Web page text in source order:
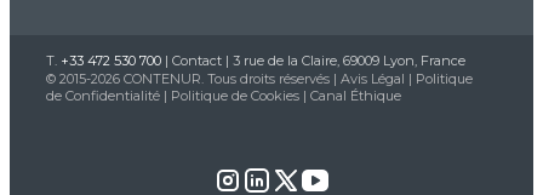
T. +33 472 530 700 | Contact | 3 rue de la Claire, 69009 Lyon, France
© 2015-2026 CONTENUR. Tous droits réservés | Avis Légal | Politique
de Confidentialité | Politique de Cookies | Canal Éthique